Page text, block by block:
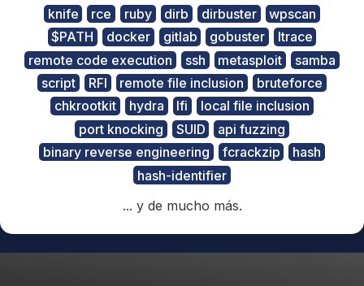
knife
rce ruby dirb dirbuster
wpscan
$PATH
docker gitlab gobuster
ltrace
remote code execution
ssh metasploit
samba
script
RFI remote file inclusion
bruteforce
chkrootkit
hydra lfi
local file inclusion
port knocking
SUID
api fuzzing
binary reverse engineering
fcrackzip
hash
hash-identifier
... y de mucho más.